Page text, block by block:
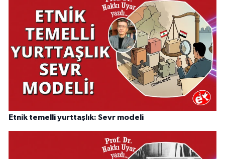
Etnik temelli yurttaşlık: Sevr modeli